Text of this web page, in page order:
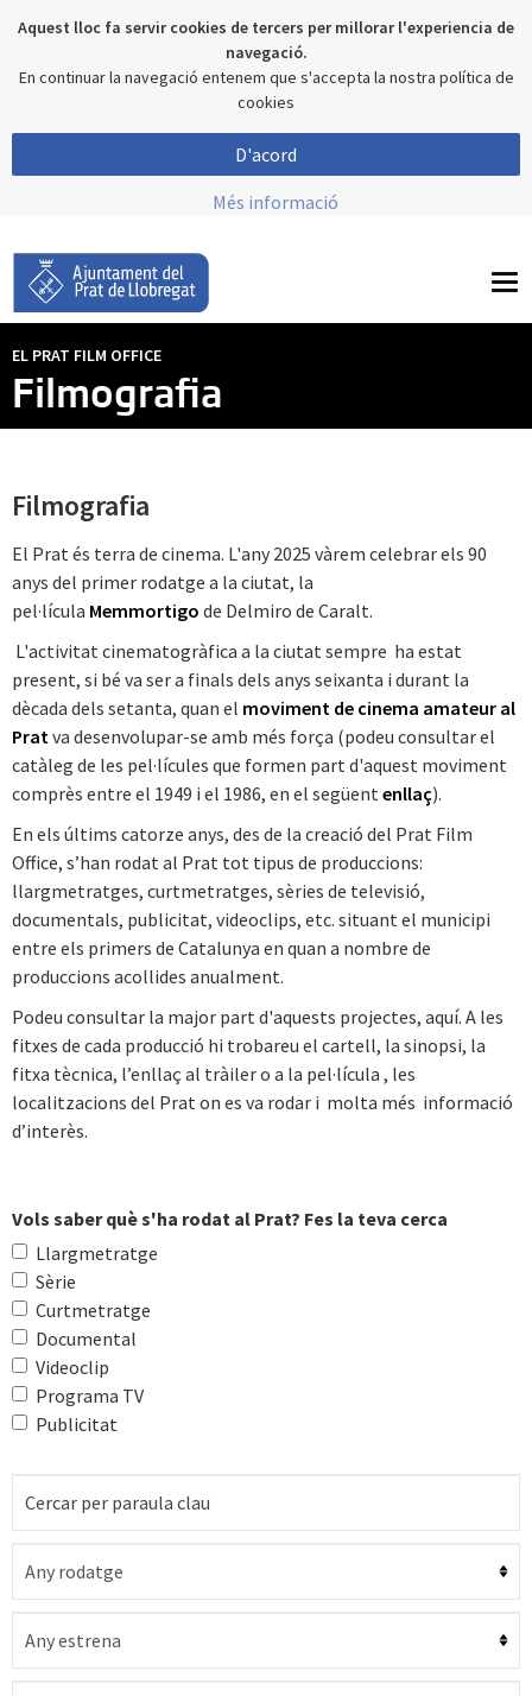
Aquest lloc fa servir cookies de tercers per millorar l'experiencia de
navegació.
En continuar la navegació entenem que s'accepta la nostra política de
cookies
D'acord
Més informació
EL PRAT FILM OFFICE
Filmografia
Filmografia
El Prat és terra de cinema. L'any 2025 vàrem celebrar els 90
anys del primer rodatge a la ciutat, la
pel·lícula Memmortigo de Delmiro de Caralt.
L'activitat cinematogràfica a la ciutat sempre ha estat
present, si bé va ser a finals dels anys seixanta i durant la
dècada dels setanta, quan el moviment de cinema amateur al
Pratva desenvolupar-se amb més força (podeu consultar el
catàleg de les pel·lícules que formen part d'aquest moviment
comprès entre el 1949 i el 1986, en el següentenllaç).
En els últims catorze anys, des de la creació del Prat Film
Office, s’han rodat al Prat tot tipus de produccions:
llargmetratges, curtmetratges, sèries de televisió,
documentals, publicitat, videoclips, etc. situant el municipi
entre els primers de Catalunya en quan a nombre de
produccions acollides anualment.
Podeu consultar la major part d'aquests projectes, aquí. A les
fitxes de cada producció hi trobareu el cartell, la sinopsi, la
fitxa tècnica, l’enllaç al tràiler o a la pel·lícula , les
localitzacions del Prat on es va rodar i molta més informació
d’interès.
Vols saber què s'ha rodat al Prat? Fes la teva cerca
Llargmetratge
Sèrie
Curtmetratge
Documental
Videoclip
Programa TV
Publicitat